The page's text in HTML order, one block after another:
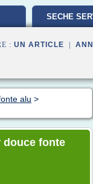
SECHE
: UN ARTICLE
alu >
douce fonte